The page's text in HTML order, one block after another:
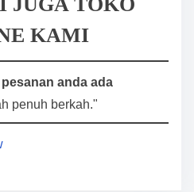
JUGA TOKO
KAMI
anda ada
penuh berkah."